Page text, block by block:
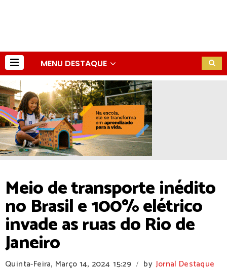
MENU DESTAQUE
Meio de transporte inédito
no Brasil e 100% elétrico
invade as ruas do Rio de
Janeiro
Quinta-Feira, Março 14, 2024 15:29 / by Jornal Destaque